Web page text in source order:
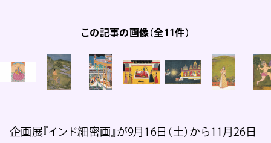
この記事の画像（全11件）
企画展『インド細密画』が9月16日（土）から11月26日